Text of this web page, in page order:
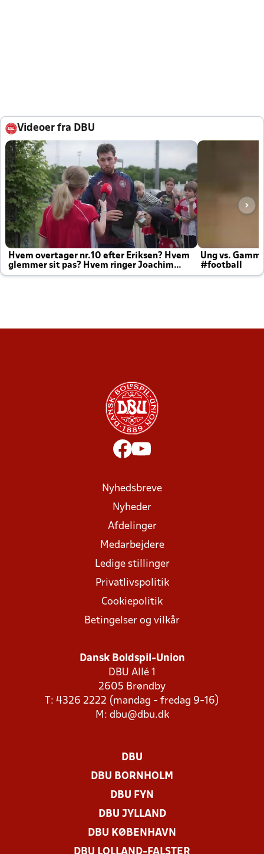
Videoer fra DBU
Hvem overtager nr.10 efter Eriksen? Hvem
glemmer sit pas? Hvem ringer Joachim
altid til efter kampe?
Ung vs.
#football
Nyhedsbreve
Nyheder
Afdelinger
Medarbejdere
Ledige stillinger
Privatlivspolitik
Cookiepolitik
Betingelser og vilkår
Dansk Boldspil-Union
DBU Allé 1
2605 Brøndby
T: 4326 2222 (mandag - fredag 9-16)
M: dbu@dbu.dk
DBU
DBU BORNHOLM
DBU FYN
DBU JYLLAND
DBU KØBENHAVN